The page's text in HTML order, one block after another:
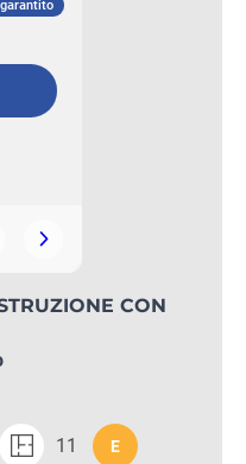
CON
11 E